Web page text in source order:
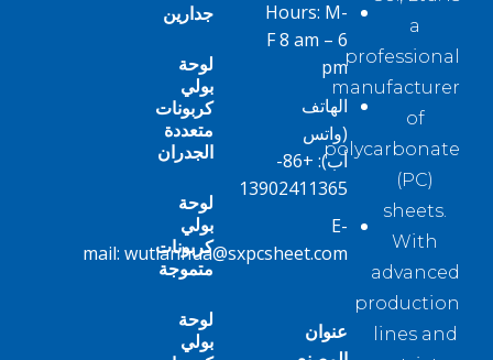
a
professional
manufacturer
of
polycarbonate
(PC)
sheets.
With
advanced
production
lines and
جدارين
لوحة
بولي
كربونات
متعددة
الجدران
لوحة
بولي
كربونات
متموجة
لوحة
بولي
Hours: M-
F 8 am – 6
pm
الهاتف
(واتس
أب):
+86-
13902411365
E-
mail: wutianhua@sxpcsheet.com
عنوان